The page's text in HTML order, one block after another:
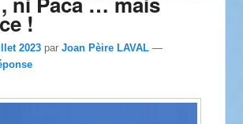
!
2023 parJoan Pèire LAVAL —